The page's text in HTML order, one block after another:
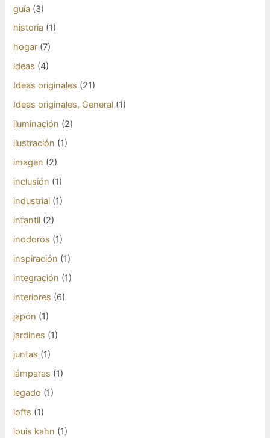
guía (3)
historia (1)
hogar (7)
ideas (4)
Ideas originales (21)
Ideas originales, General (1)
iluminación (2)
ilustración (1)
imagen (2)
inclusión (1)
industrial (1)
infantil (2)
inodoros (1)
inspiración (1)
integración (1)
interiores (6)
japón (1)
jardines (1)
juntas (1)
lámparas (1)
legado (1)
lofts (1)
louis kahn (1)